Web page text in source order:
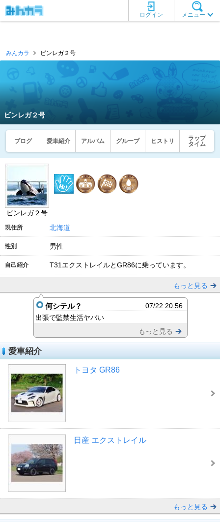
メニュー
ログイン
みんカラ ビンレガ２号
ビンレガ２号
ブログ 愛車紹介 アルバム グループ ヒストリ
ラップ
タイム
ビンレガ２号
現住所 北海道
性別 男性
自己紹介 T31エクストレイルとGR86に乗っています。
もっと見る
何シテル？
07/22 20:56
出張で監禁生活ヤバい
もっと見る
愛車紹介
トヨタ GR86
日産 エクストレイル
もっと見る